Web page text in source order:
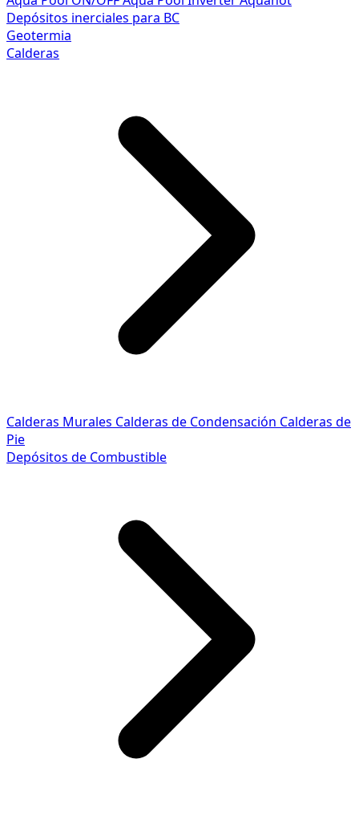
Depósitos inerciales para BC
Geotermia
Calderas
Calderas Murales Calderas de Condensación Calderas de
Pie
Depósitos de Combustible